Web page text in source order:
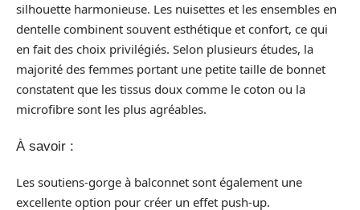
silhouette harmonieuse. Les nuisettes et les ensembles en
dentelle combinent souvent esthétique et confort, ce qui
en fait des choix privilégiés. Selon plusieurs études, la
majorité des femmes portant une petite taille de bonnet
constatent que les tissus doux comme le coton ou la
microfibre sont les plus agréables.
À savoir :
Les soutiens-gorge à balconnet sont également une
excellente option pour créer un effet push-up.